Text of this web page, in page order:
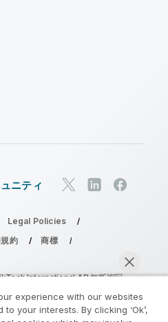
ニティ
Legal Policies
約
商標
International AB.無断複写・
experience with our websites
your interests. By clicking ‘Ok’,